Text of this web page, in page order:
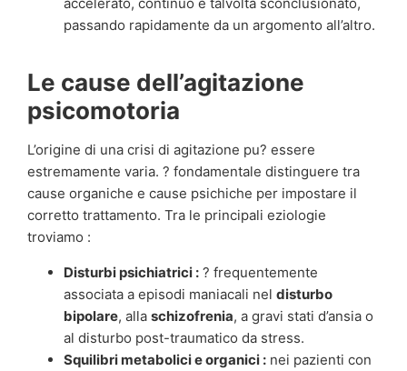
passando rapidamente da un argomento all’altro.
Le cause dell’agitazione
psicomotoria
L’origine di una crisi di agitazione pu? essere
estremamente varia. ? fondamentale distinguere tra
cause organiche e cause psichiche per impostare il
corretto trattamento. Tra le principali eziologie
troviamo :
Disturbi psichiatrici : ? frequentemente
associata a episodi maniacali nel disturbo
bipolare, alla schizofrenia, a gravi stati d’ansia o
al disturbo post-traumatico da stress.
Squilibri metabolici e organici : nei pazienti con